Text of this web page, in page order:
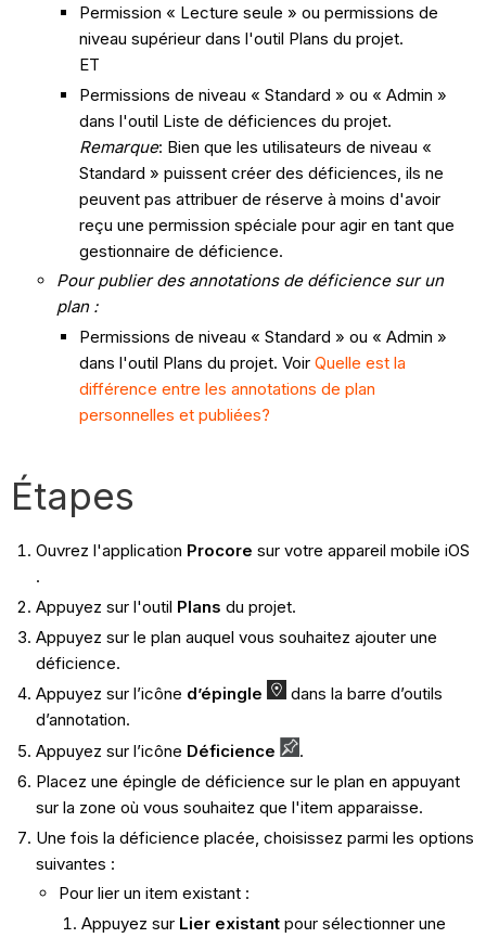
Permission « Lecture seule » ou permissions de
niveau supérieur dans l'outil Plans du projet.
ET
Permissions de niveau « Standard » ou « Admin »
dans l'outil Liste de déficiences du projet.
Remarque: Bien que les utilisateurs de niveau «
Standard » puissent créer des déficiences, ils ne
peuvent pas attribuer de réserve à moins d'avoir
reçu une permission spéciale pour agir en tant que
gestionnaire de déficience.
Pour publier des annotations de déficience sur un
plan :
Permissions de niveau « Standard » ou « Admin »
dans l'outil Plans du projet. VoirQuelle est la
différence entre les annotations de plan
personnelles et publiées?
Étapes
Ouvrez l'application Procore sur votre appareil mobile iOS
.
Appuyez sur l'outil Plans du projet.
Appuyez sur le plan auquel vous souhaitez ajouter une
déficience.
Appuyez sur l’icône d’épingle
dans la barre d’outils
d’annotation.
Appuyez sur l’icône Déficience
.
Placez une épingle de déficience sur le plan en appuyant
sur la zone où vous souhaitez que l'item apparaisse.
Une fois la déficience placée, choisissez parmi les options
suivantes :
Pour lier un item existant :
Appuyez sur Lier existantpour sélectionner une